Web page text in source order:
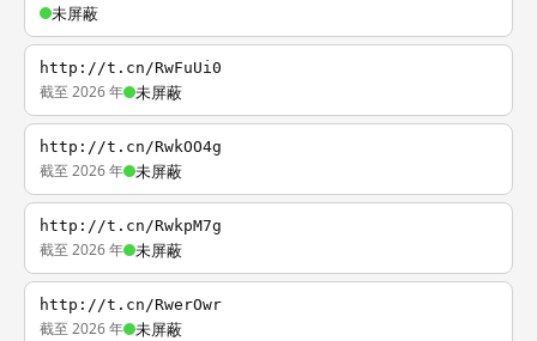
未屏蔽
http://t.cn/RwFuUi0
截至 2026 年 未屏蔽
http://t.cn/RwkOO4g
截至 2026 年 未屏蔽
http://t.cn/RwkpM7g
截至 2026 年 未屏蔽
http://t.cn/RwerOwr
截至 2026 年 未屏蔽